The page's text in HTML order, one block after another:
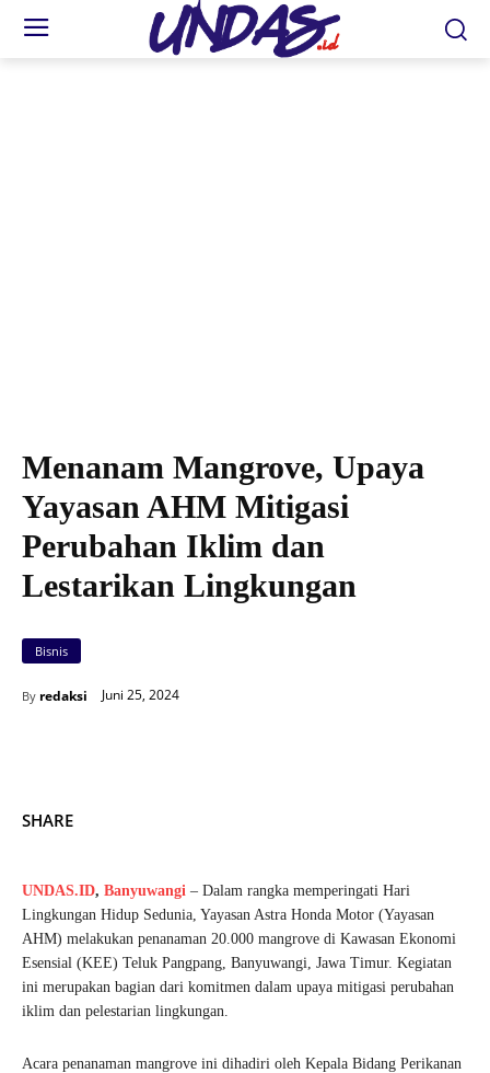
Menanam Mangrove, Upaya
Yayasan AHM Mitigasi
Perubahan Iklim dan
Lestarikan Lingkungan
Bisnis
By redaksi Juni 25, 2024
SHARE
UNDAS.ID, Banyuwangi – Dalam rangka memperingati Hari
Lingkungan Hidup Sedunia, Yayasan Astra Honda Motor (Yayasan
AHM) melakukan penanaman 20.000 mangrove di Kawasan Ekonomi
Esensial (KEE) Teluk Pangpang, Banyuwangi, Jawa Timur. Kegiatan
ini merupakan bagian dari komitmen dalam upaya mitigasi perubahan
iklim dan pelestarian lingkungan.
Acara penanaman mangrove ini dihadiri oleh Kepala Bidang Perikanan